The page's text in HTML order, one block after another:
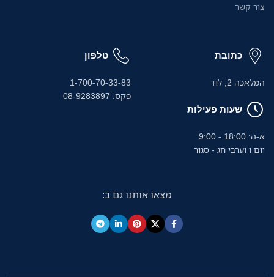
צור קשר
כתובת
המלאכה 2, לוד
שעות פעילות
א-ה: 18:00 - 9:00
יום ו וערבי חג - סגור
טלפון
1-700-70-33-83
פקס: 08-9283897
מצאו אותנו גם ב: